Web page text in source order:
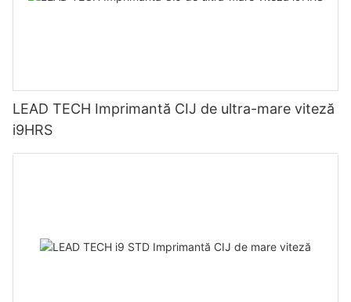
LEAD TECH Imprimantă CIJ de ultra-mare viteză
i9HRS